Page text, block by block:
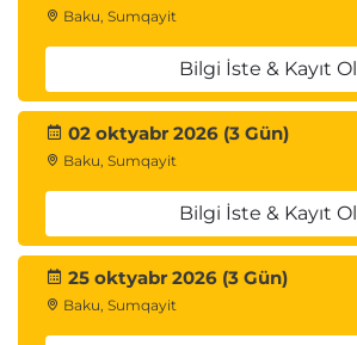
Baku, Sumqayit
Bilgi İste & Kayıt Ol
02 oktyabr 2026 (3 Gün)
Baku, Sumqayit
Bilgi İste & Kayıt Ol
25 oktyabr 2026 (3 Gün)
Baku, Sumqayit